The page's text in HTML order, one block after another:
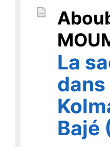
La
dans
Bajé